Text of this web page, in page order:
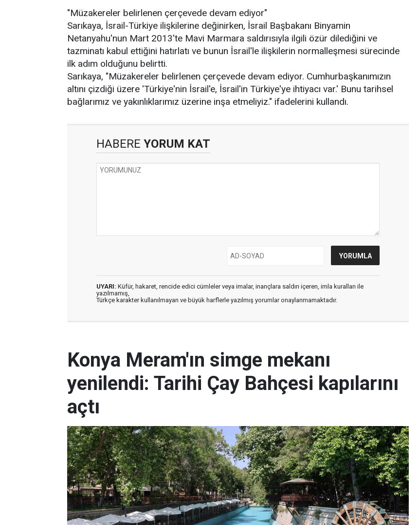
"Müzakereler belirlenen çerçevede devam ediyor"
Sarıkaya, İsrail-Türkiye ilişkilerine değinirken, İsrail Başbakanı Binyamin
Netanyahu'nun Mart 2013'te Mavi Marmara saldırısıyla ilgili özür dilediğini ve
tazminatı kabul ettiğini hatırlatı ve bunun İsrail'le ilişkilerin normalleşmesi sürecinde
ilk adım olduğunu belirtti.
Sarıkaya, "Müzakereler belirlenen çerçevede devam ediyor. Cumhurbaşkanımızın
altını çizdiği üzere 'Türkiye'nin İsrail'e, İsrail'in Türkiye'ye ihtiyacı var.' Bunu tarihsel
bağlarımız ve yakınlıklarımız üzerine inşa etmeliyiz." ifadelerini kullandı.
HABERE YORUM KAT
UYARI: Küfür, hakaret, rencide edici cümleler veya imalar, inançlara saldırı içeren, imla kuralları ile
yazılmamış,
Türkçe karakter kullanılmayan ve büyük harflerle yazılmış yorumlar onaylanmamaktadır.
Konya Meram'ın simge mekanı
yenilendi: Tarihi Çay Bahçesi kapılarını
açtı